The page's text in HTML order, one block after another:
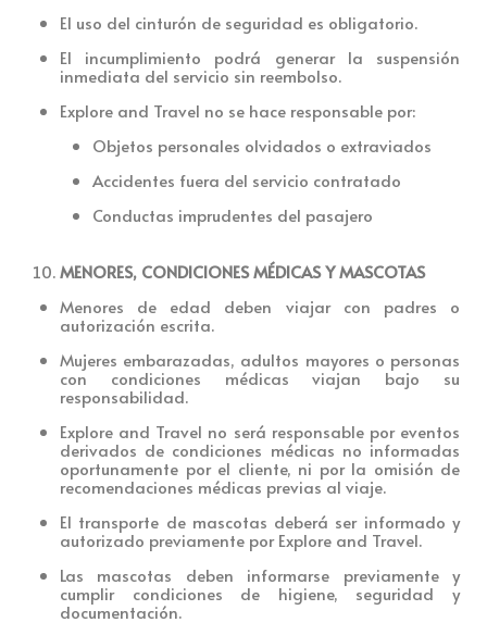
El uso del cinturón de seguridad es obligatorio.
El incumplimiento podrá generar la suspensión
inmediata del servicio sin reembolso.
Explore and Travel no se hace responsable por:
Objetos personales olvidados o extraviados
Accidentes fuera del servicio contratado
Conductas imprudentes del pasajero
MENORES, CONDICIONES MÉDICAS Y MASCOTAS
Menores de edad deben viajar con padres o
autorización escrita.
Mujeres embarazadas, adultos mayores o personas
con condiciones médicas viajan bajo su
responsabilidad.
Explore and Travel no será responsable por eventos
derivados de condiciones médicas no informadas
oportunamente por el cliente, ni por la omisión de
recomendaciones médicas previas al viaje.
El transporte de mascotas deberá ser informado y
autorizado previamente por Explore and Travel.
Las mascotas deben informarse previamente y
cumplir condiciones de higiene, seguridad y
documentación.